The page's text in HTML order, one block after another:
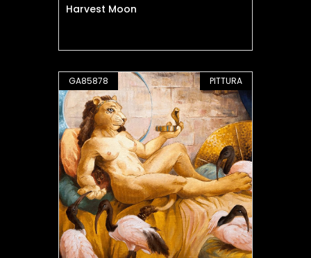
Harvest Moon
GA85878 PITTURA